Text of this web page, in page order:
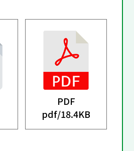
PDF
pdf/18.4KB